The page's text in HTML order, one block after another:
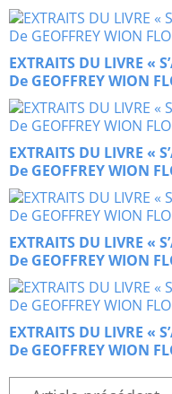
EXTRAITS DU LIVRE «
De GEOFFREY WION
EXTRAITS DU LIVRE «
De GEOFFREY WION
EXTRAITS DU LIVRE «
De GEOFFREY WION
EXTRAITS DU LIVRE «
De GEOFFREY WION